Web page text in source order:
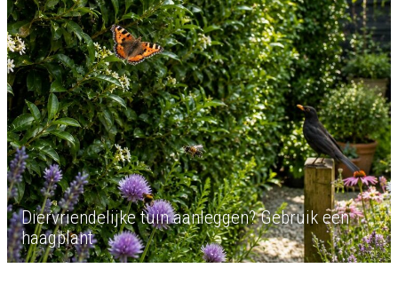
Diervriendelijke tuin aanleggen? Gebruik een
haagplant